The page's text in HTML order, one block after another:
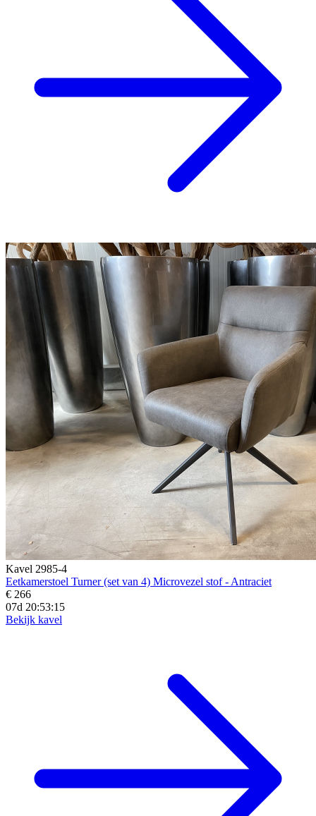
Kavel 2985-4
Eetkamerstoel Turner (set van 4) Microvezel stof - Antraciet
€ 266
07d 20:53:14
Bekijk kavel